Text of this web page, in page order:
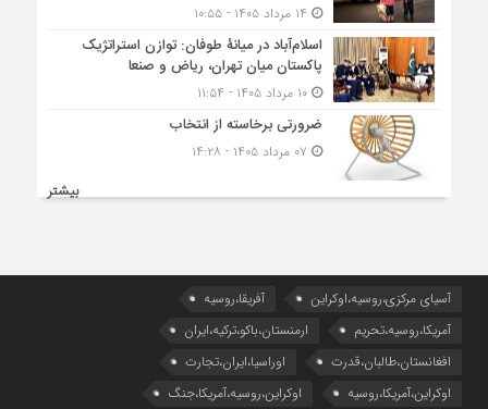
اسلام‌آباد در میانۀ طوفان: توازن استراتژیک
پاکستان میان تهران، ریاض و صنعا
۱۰ مرداد ۱۴۰۵ - ۱۱:۵۴
ضرورتی برخاسته از انتخاب
بیشتر
آسیای مرکزی،روسیه،اوکراین
آفریقا،روسیه
آمریکا،روسیه،تحریم
ارمنستان،باکو،ترکیه،ایران
افغانستان،طالبان،قدرت
اوراسیا،ایران،تجارت
اوکراین،آمریکا،روسیه
اوکراین،روسیه،آمریکا،جنگ